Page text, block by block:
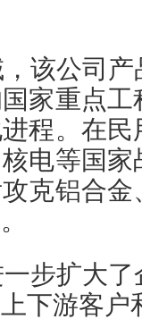
该公司
家重点
程。在
电等国
克铝合
步扩大
下游客户